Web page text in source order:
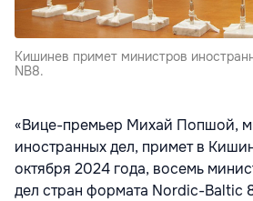
Кишинев примет министров
NB8.
«Вице-премьер Михай Попшой,
иностранных дел, примет в
октября 2024 года, восемь
дел стран формата Nordic-Baltic